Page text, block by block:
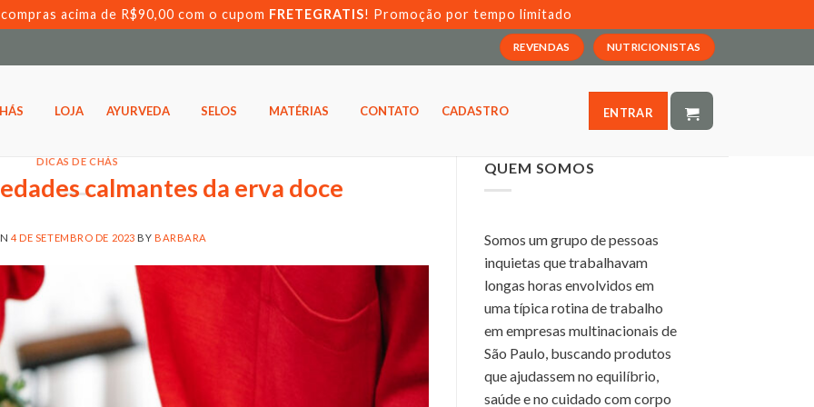
acima de R$90,00 com o cupom FRETEGRATIS! Promoção por tempo limitado
REVENDAS NUTRICIONISTAS
LOJA AYURVEDA SELOS MATÉRIAS CONTATO CADASTRO ENTRAR
DICAS DE CHÁS
calmantes da erva doce
4 DE SETEMBRO DE 2023 BYBARBARA
QUEM SOMOS
Somos um grupo de pessoas
inquietas que trabalhavam
longas horas envolvidos em
uma típica rotina de trabalho
em empresas multinacionais de
São Paulo, buscando produtos
que ajudassem no equilíbrio,
saúde e no cuidado com corpo